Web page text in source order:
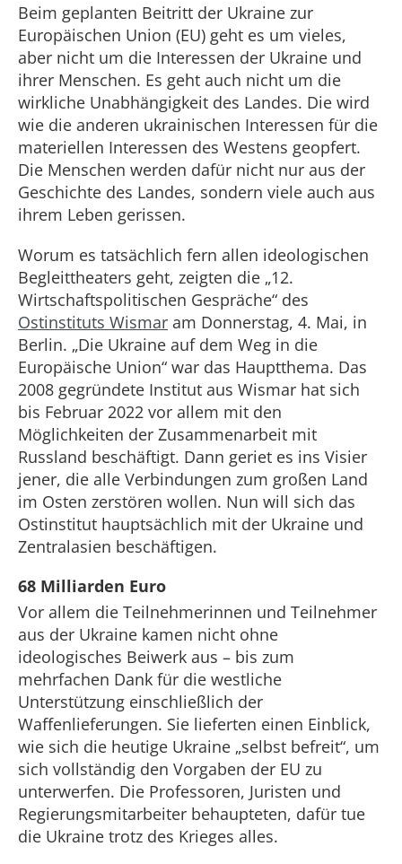
Beim geplanten Beitritt der Ukraine zur
Europäischen Union (EU) geht es um vieles,
aber nicht um die Interessen der Ukraine und
ihrer Menschen. Es geht auch nicht um die
wirkliche Unabhängigkeit des Landes. Die wird
wie die anderen ukrainischen Interessen für die
materiellen Interessen des Westens geopfert.
Die Menschen werden dafür nicht nur aus der
Geschichte des Landes, sondern viele auch aus
ihrem Leben gerissen.
Worum es tatsächlich fern allen ideologischen
Begleittheaters geht, zeigten die „12.
Wirtschaftspolitischen Gespräche“ des
Ostinstituts Wismar am Donnerstag, 4. Mai, in
Berlin. „Die Ukraine auf dem Weg in die
Europäische Union“ war das Hauptthema. Das
2008 gegründete Institut aus Wismar hat sich
bis Februar 2022 vor allem mit den
Möglichkeiten der Zusammenarbeit mit
Russland beschäftigt. Dann geriet es ins Visier
jener, die alle Verbindungen zum großen Land
im Osten zerstören wollen. Nun will sich das
Ostinstitut hauptsächlich mit der Ukraine und
Zentralasien beschäftigen.
68 Milliarden Euro
Vor allem die Teilnehmerinnen und Teilnehmer
aus der Ukraine kamen nicht ohne
ideologisches Beiwerk aus – bis zum
mehrfachen Dank für die westliche
Unterstützung einschließlich der
Waffenlieferungen. Sie lieferten einen Einblick,
wie sich die heutige Ukraine „selbst befreit“, um
sich vollständig den Vorgaben der EU zu
unterwerfen. Die Professoren, Juristen und
Regierungsmitarbeiter behaupteten, dafür tue
die Ukraine trotz des Krieges alles.